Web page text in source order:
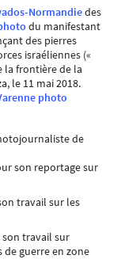
Normandiedes
du manifestant
des pierres
israéliennes («
la frontière de la
le 11 mai 2018.
photo
de
son reportage sur
travail sur les
son travail sur
de guerre en zone